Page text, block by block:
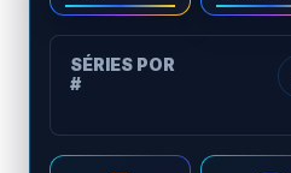
SÉRIES POR
#